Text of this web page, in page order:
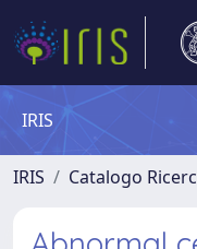
IRIS
IRIS Catalogo